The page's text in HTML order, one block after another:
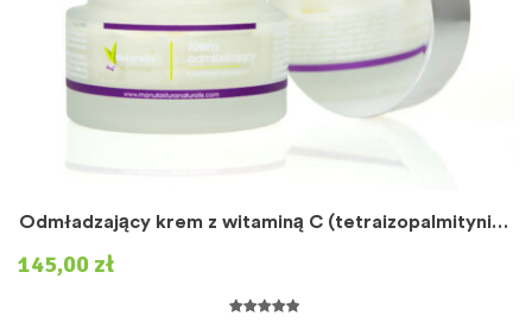
Odmładzający krem z witaminą C (tetraizopalmitynian
145,00 zł